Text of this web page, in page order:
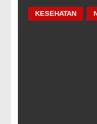
KESEHATAN